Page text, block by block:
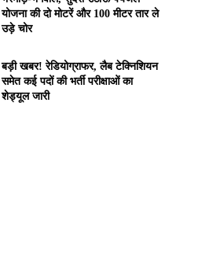
योजना की दो मोटरें और 100 मीटर तार ले
उड़े चोर
बड़ी खबर! रेडियोग्राफर, लैब टेक्निशियन
समेत कई पदों की भर्ती परीक्षाओं का
शेड्यूल जारी